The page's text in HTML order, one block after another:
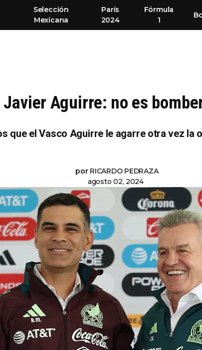
Selección
Mexicana
París
2024
Fórmula
1
Javier Aguirre: no es
que el Vasco Aguirre le agarre otra vez la
por RICARDO PEDRAZA
agosto 02, 2024